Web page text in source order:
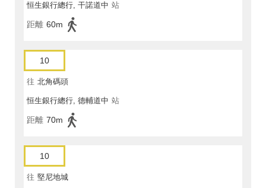
恒生銀行總行, 干諾道中 站
距離 60m
10
往 北角碼頭
恒生銀行總行, 德輔道中 站
距離 70m
10
往 堅尼地城